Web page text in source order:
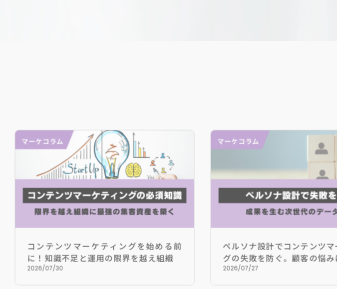
コンテンツマーケティングを始める前
に！知識不足と運用の限界を越え組織に
最強の集客資産を築く必須知識
2026/07/30
ペルソナ設計でコンテンツマーケテ
グの失敗を防ぐ。顧客の悩みに寄り
成果を生む次世代のデータ戦略
2026/07/27